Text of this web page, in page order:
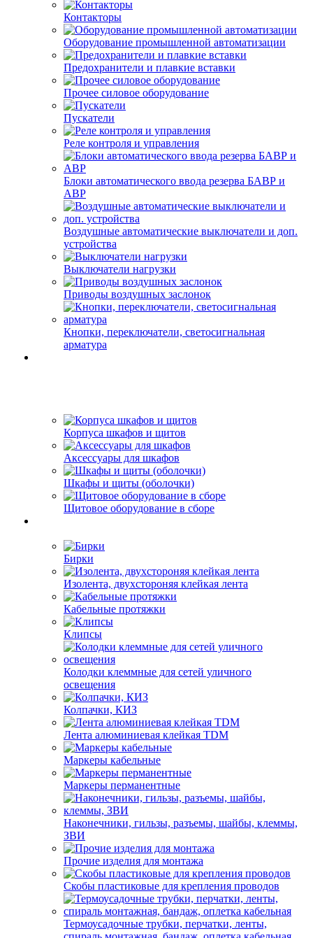
Контакторы
Оборудование промышленной автоматизации
Предохранители и плавкие вставки
Прочее силовое оборудование
Пускатели
Реле контроля и управления
Блоки автоматического ввода резерва БАВР и
АВР
Воздушные автоматические выключатели и доп.
устройства
Выключатели нагрузки
Приводы воздушных заслонок
Кнопки, переключатели, светосигнальная
арматура
Корпуса шкафов и щитов
Аксессуары для шкафов
Шкафы и щиты (оболочки)
Щитовое оборудование в сборе
Бирки
Изолента, двухстороняя клейкая лента
Кабельные протяжки
Клипсы
Колодки клеммные для сетей уличного
освещения
Колпачки, КИЗ
Лента алюминиевая клейкая TDM
Маркеры кабельные
Маркеры перманентные
Наконечники, гильзы, разъемы, шайбы, клеммы,
ЗВИ
Прочие изделия для монтажа
Скобы пластиковые для крепления проводов
Термоусадочные трубки, перчатки, ленты,